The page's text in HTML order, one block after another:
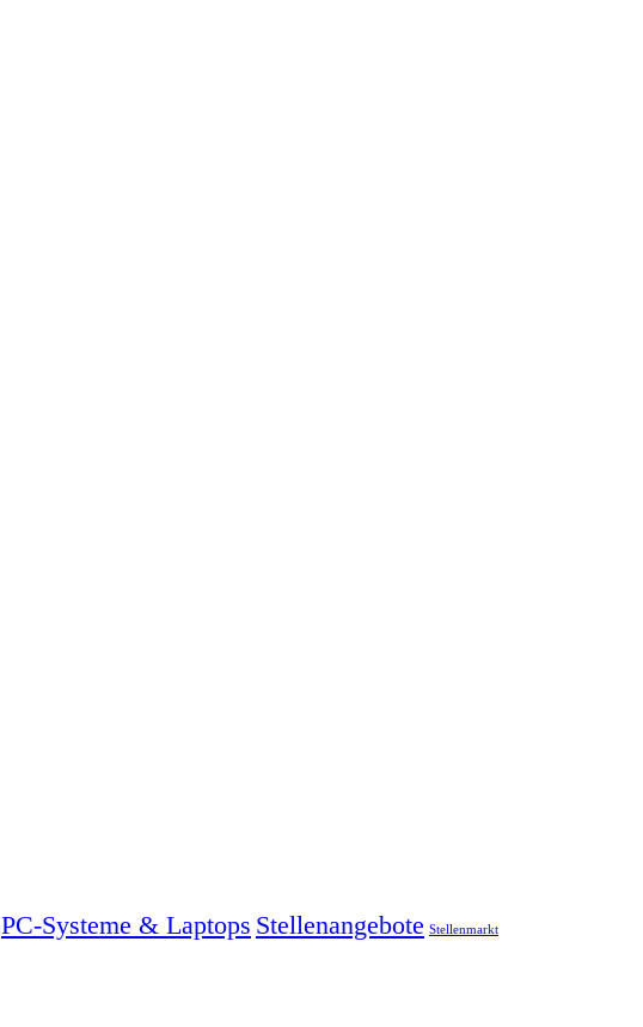
PC-Systeme & Laptops Stellenangebote Stellenmarkt